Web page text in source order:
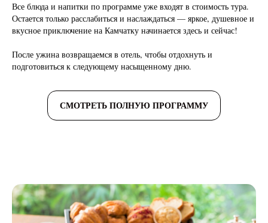
Все блюда и напитки по программе уже входят в стоимость тура.
Остается только расслабиться и наслаждаться — яркое, душевное и
вкусное приключение на Камчатку начинается здесь и сейчас!
После ужина возвращаемся в отель, чтобы отдохнуть и
подготовиться к следующему насыщенному дню.
СМОТРЕТЬ ПОЛНУЮ ПРОГРАММУ